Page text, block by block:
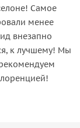
Самое
менее
внезапно
к лучшему! Мы